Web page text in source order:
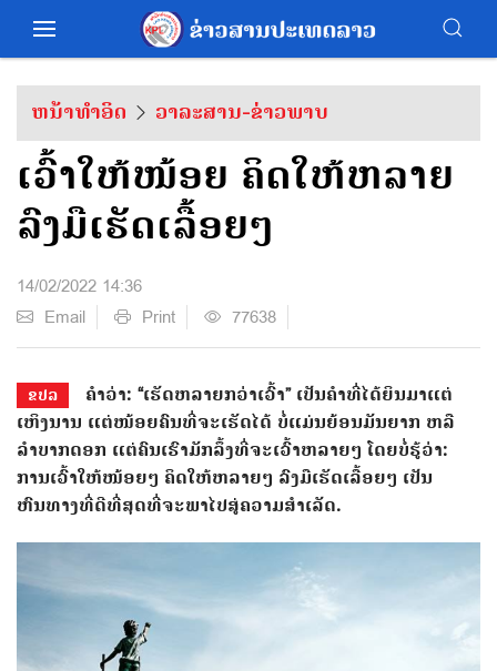
ຫນ້າທຳອິດ ວາລະສານ-ຂ່າວພາບ
ເວົ້າ​ໃຫ້​ໜ້ອຍ ຄິດ​ໃຫ້​ຫລາຍ
ລົງມື​ເຮັດ​​ເລື້ອຍໆ
14/02/2022 14:36
Email
Print 77638
ຂປລ
ຄຳ​ວ່າ: ​​​“ເຮັດ​ຫລາຍ​ກວ່າ​ເວົ້າ” ​ເປັນຄຳ​ທີ່​ໄດ້​ຍິນ​ມາ​ແຕ່​​
ເຫິງ​ນານ ​ແຕ່ໜ້ອຍ​ຄົນ​ທີ່​ຈະ​ເຮັດ​ໄດ້ ບໍ່​ແມ່ນ​ຍ້ອນ​ມັນ​ຍາກ​ ຫລື
ລໍາບາກ​ດອກ ​ແຕ່​ຄົນ​ເຮົາ​ມັກ​ລຶ້ງ​ທີ່​ຈະ​ເວົ້າ​ຫລາຍໆ ​ໂດຍ​ບໍ່​ຮູ້​ວ່າ:
ການ​ເວົ້າ​ໃຫ້​ໜ້ອຍໆ ຄິດ​ໃຫ້​ຫລາຍໆ ລົງ​ມື​ເຮັດ​ເລື້ອຍໆ ​ເປັນ​
ຫົນທາງ​ທີ່​ດີ​ທີ່​ສຸດ​ທີ່ຈະ​ພາ​​ໄປ​ສູ່​ຄວາມ​ສໍາ​ເລັດ.